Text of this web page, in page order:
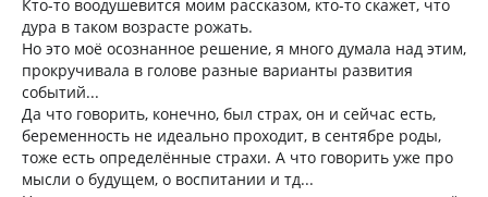
Кто-то воодушевится моим рассказом, кто-то скажет, что
дура в таком возрасте рожать.
Но это моё осознанное решение, я много думала над этим,
прокручивала в голове разные варианты развития
событий...
Да что говорить, конечно, был страх, он и сейчас есть,
беременность не идеально проходит, в сентябре роды,
тоже есть определённые страхи. А что говорить уже про
мысли о будущем, о воспитании и тд...